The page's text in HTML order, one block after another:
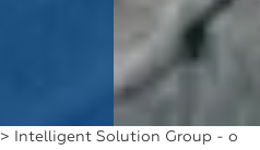
> Intelligent Solution Group - о